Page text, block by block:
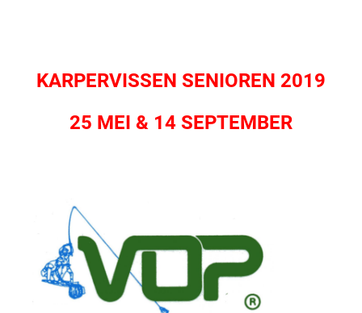
KARPERVISSEN SENIOREN 2019
25 MEI & 14 SEPTEMBER